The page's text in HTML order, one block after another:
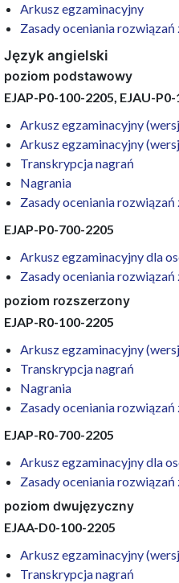
Arkusz egzaminacyjny
Zasady oceniania rozwiązań
Język angielski
poziom podstawowy
EJAP-P0-100-2205, EJAU-
Arkusz egzaminacyjny
Arkusz egzaminacyjny
Transkrypcja nagrań
Nagrania
Zasady oceniania rozwiązań
EJAP-P0-700-2205
Arkusz egzaminacyjny dla
Zasady oceniania rozwiązań
poziom rozszerzony
EJAP-R0-100-2205
Arkusz egzaminacyjny
Transkrypcja nagrań
Nagrania
Zasady oceniania rozwiązań
EJAP-R0-700-2205
Arkusz egzaminacyjny dla
Zasady oceniania rozwiązań
poziom dwujęzyczny
EJAA-D0-100-2205
Arkusz egzaminacyjny
Transkrypcja nagrań